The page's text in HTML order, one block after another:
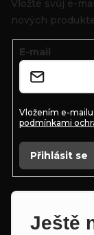
Vložte svůj e-
nových
E-mail
Vložením e-
podmínkami
Přihlásit se
Ještě